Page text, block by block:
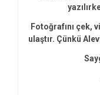
Fotoğrafını çek,
ulaştır. Çünkü